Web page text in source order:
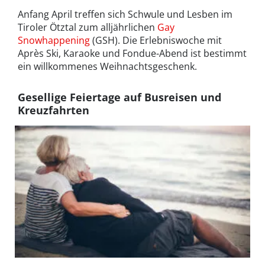
Anfang April treffen sich Schwule und Lesben im
Tiroler Ötztal zum alljährlichen Gay
Snowhappening(GSH). Die Erlebniswoche mit
Après Ski, Karaoke und Fondue-Abend ist bestimmt
ein willkommenes Weihnachtsgeschenk.
Gesellige Feiertage auf Busreisen und
Kreuzfahrten